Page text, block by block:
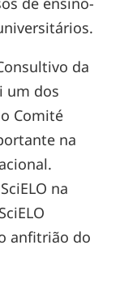
da
um dos
Comité
na
na
anfitrião do